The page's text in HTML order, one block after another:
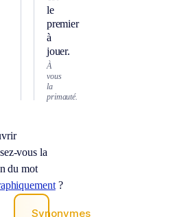
le
premier
à
jouer.
À
vous
la
primauté.
vous la
du mot
?
Synonymes